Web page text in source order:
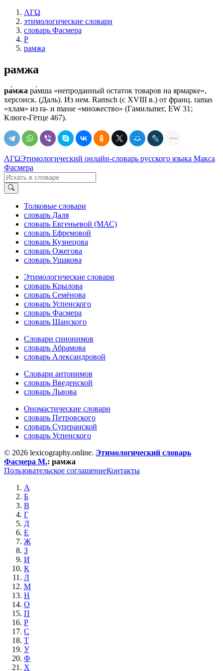
ΛΓΩ
этимологические словари
словарь Фасмера
Р
рамжа
рамжа
ра́мжа ра́мша «непроданный остаток товаров на ярмарке»,
херсонск. (Даль). Из нем. Ramsch (с XVIII в.) от франц. rаmаs
«хлам» из rа- и masse «множество» (Гамильmег, ЕW 31;
Клюге-Гётце 467).
ΛΓΩЭтимологический онлайн-словарь русского языка Макса
Фасмера
Толковые словари
словарь Даля
словарь Евгеньевой (МАС)
словарь Ефремовой
словарь Кузнецова
словарь Ожегова
словарь Ушакова
Этимологические словари
словарь Крылова
словарь Семёнова
словарь Успенского
словарь Фасмера
словарь Шанского
Словари синонимов
словарь Абрамова
словарь Александровой
Словари антонимов
словарь Введенской
словарь Львова
Ономастические словари
словарь Петровского
словарь Суперанской
словарь Успенского
© 2026 lexicography.online. Этимологический словарь
Фасмера М.: рамжа
Пользовательское соглашениеКонтакты
А
Б
В
Г
Д
Е
Ж
З
И
К
Л
М
Н
О
П
Р
С
Т
У
Ф
Х